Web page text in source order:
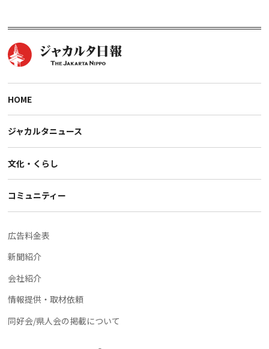
HOME
ジャカルタニュース
文化・くらし
コミュニティー
広告料金表
新聞紹介
会社紹介
情報提供・取材依頼
同好会/県人会の掲載について